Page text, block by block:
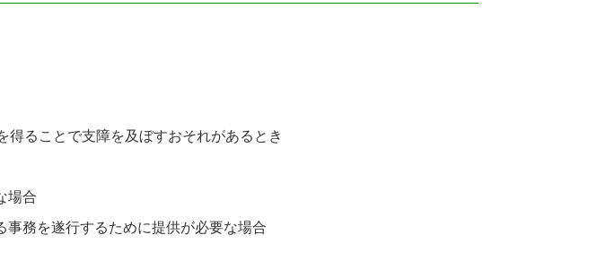
ることで支障を及ぼすおそれがあるとき
場合
務を遂行するために提供が必要な場合